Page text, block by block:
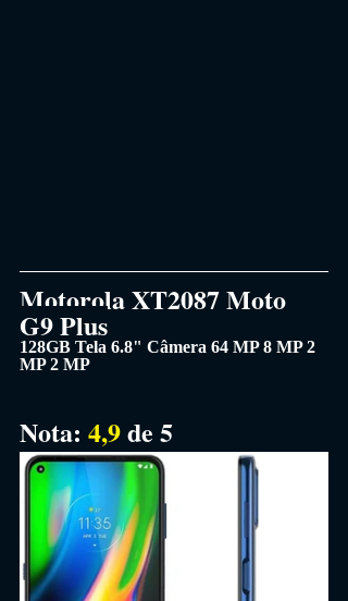
Motorola XT2087 Moto
G9 Plus
128GB Tela 6.8" Câmera 64 MP 8 MP 2
MP 2 MP
Nota: 4,9 de 5